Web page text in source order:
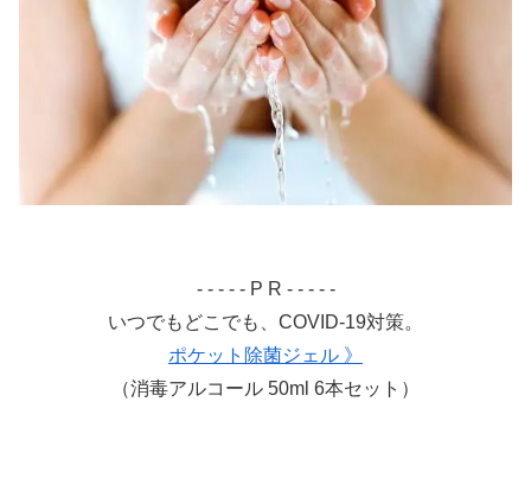
- - - - - P R - - - - -
いつでもどこでも、COVID-19対策。
ポケット除菌ジェル 》
（消毒アルコール 50ml 6本セット）